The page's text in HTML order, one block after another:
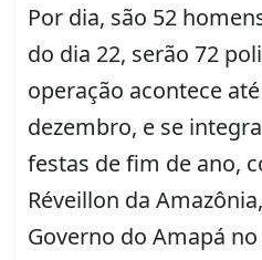
Por dia, são 52
do dia 22, serão 72
operação acontece
dezembro, e se
festas de fim de ano,
Réveillon da
Governo do Amapá